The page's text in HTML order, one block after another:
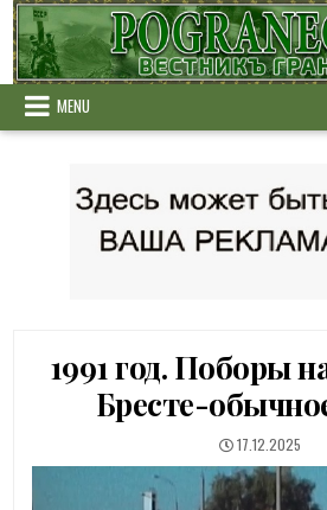
Skip
to
content
MENU
1991 год. Поборы
Бресте-
PUBLISHED
DATE:
17.12.2025